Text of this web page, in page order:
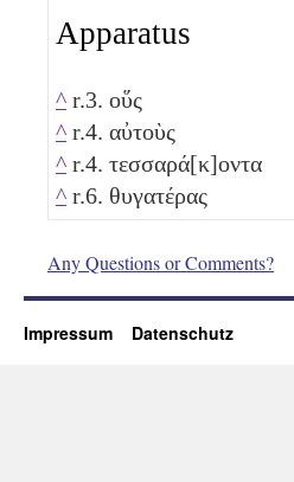
Apparatus
^ r.3. οὕς
^ r.4. αὐτοὺς
^ r.4. τεσσαρά[κ]οντα
^ r.6. θυγατέρας
Any Questions or Comments?
Impressum Datenschutz